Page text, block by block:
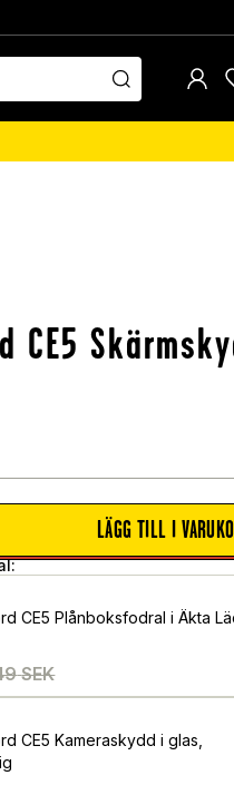
CE5
LÄGG TILL I
CE5 Plånboksfodral i Äkta
SEK
CE5 Kameraskydd i glas,